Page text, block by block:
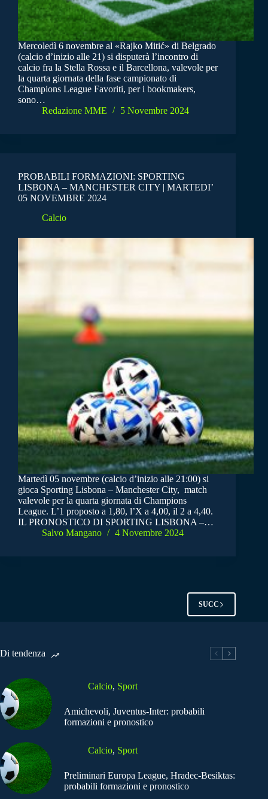
Mercoledì 6 novembre al «Rajko Mitić» di Belgrado
(calcio d’inizio alle 21) si disputerà l’incontro di
calcio fra la Stella Rossa e il Barcellona, valevole per
la quarta giornata della fase campionato di
Champions League Favoriti, per i bookmakers,
sono…
Redazione MME
5 Novembre 2024
PROBABILI FORMAZIONI: SPORTING
LISBONA – MANCHESTER CITY | MARTEDI’
05 NOVEMBRE 2024
Calcio
Martedì 05 novembre (calcio d’inizio alle 21:00) si
gioca Sporting Lisbona – Manchester City, match
valevole per la quarta giornata di Champions
League. L’1 proposto a 1,80, l’X a 4,00, il 2 a 4,40.
IL PRONOSTICO DI SPORTING LISBONA –…
Salvo Mangano
4 Novembre 2024
SUCC
Di tendenza
Calcio, Sport
Amichevoli, Juventus-Inter: probabili
formazioni e pronostico
Calcio, Sport
Preliminari Europa League, Hradec-Besiktas:
probabili formazioni e pronostico